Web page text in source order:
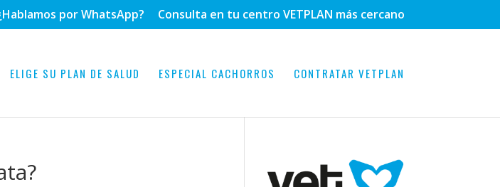
por WhatsApp? Consulta en tu centro VETPLAN más cercano
ELIGE SU PLAN DE SALUD ESPECIAL CACHORROS CONTRATAR VETPLAN